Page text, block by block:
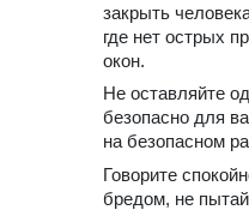
закрыть
где нет острых
окон.
Не оставляйте
безопасно для
на безопасном
Говорите
бредом, не